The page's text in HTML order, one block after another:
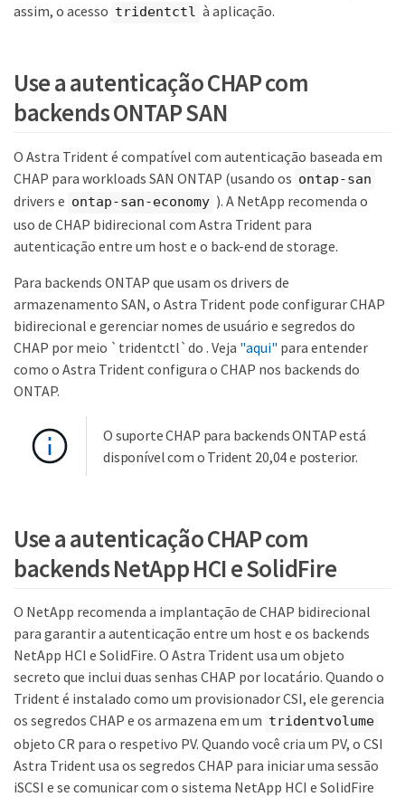
assim, o acesso tridentctl à aplicação.
Use a autenticação CHAP com
backends ONTAP SAN
O Astra Trident é compatível com autenticação baseada em
CHAP para workloads SAN ONTAP (usando os ontap-san
drivers e ontap-san-economy ). A NetApp recomenda o
uso de CHAP bidirecional com Astra Trident para
autenticação entre um host e o back-end de storage.
Para backends ONTAP que usam os drivers de
armazenamento SAN, o Astra Trident pode configurar CHAP
bidirecional e gerenciar nomes de usuário e segredos do
CHAP por meio `tridentctl`do . Veja "aqui" para entender
como o Astra Trident configura o CHAP nos backends do
ONTAP.
O suporte CHAP para backends ONTAP está
disponível com o Trident 20,04 e posterior.
Use a autenticação CHAP com
backends NetApp HCI e SolidFire
O NetApp recomenda a implantação de CHAP bidirecional
para garantir a autenticação entre um host e os backends
NetApp HCI e SolidFire. O Astra Trident usa um objeto
secreto que inclui duas senhas CHAP por locatário. Quando o
Trident é instalado como um provisionador CSI, ele gerencia
os segredos CHAP e os armazena em um tridentvolume
objeto CR para o respetivo PV. Quando você cria um PV, o CSI
Astra Trident usa os segredos CHAP para iniciar uma sessão
iSCSI e se comunicar com o sistema NetApp HCI e SolidFire